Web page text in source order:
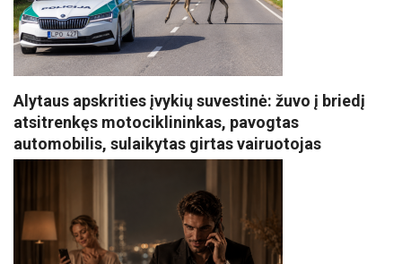
Alytaus apskrities įvykių suvestinė: žuvo į briedį
atsitrenkęs motociklininkas, pavogtas
automobilis, sulaikytas girtas vairuotojas